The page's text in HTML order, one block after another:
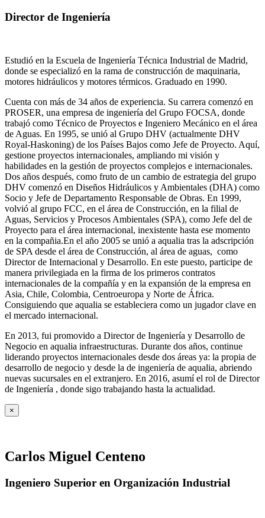
Director de Ingeniería
Estudió en la Escuela de Ingeniería Técnica Industrial de Madrid,
donde se especializó en la rama de construcción de maquinaria,
motores hidráulicos y motores térmicos. Graduado en 1990.
Cuenta con más de 34 años de experiencia. Su carrera comenzó en
PROSER, una empresa de ingeniería del Grupo FOCSA, donde
trabajó como Técnico de Proyectos e Ingeniero Mecánico en el área
de Aguas. En 1995, se unió al Grupo DHV (actualmente DHV
Royal-Haskoning) de los Países Bajos como Jefe de Proyecto. Aquí,
gestione proyectos internacionales, ampliando mi visión y
habilidades en la gestión de proyectos complejos e internacionales.
Dos años después, como fruto de un cambio de estrategia del grupo
DHV comenzó en Diseños Hidráulicos y Ambientales (DHA) como
Socio y Jefe de Departamento Responsable de Obras. En 1999,
volvió al grupo FCC, en el área de Construcción, en la filial de
Aguas, Servicios y Procesos Ambientales (SPA), como Jefe del de
Proyecto para el área internacional, inexistente hasta ese momento
en la compañia.En el año 2005 se unió a aqualia tras la adscripción
de SPA desde el área de Construcción, al área de aguas, como
Director de Internacional y Desarrollo. En este puesto, participe de
manera privilegiada en la firma de los primeros contratos
internacionales de la compañía y en la expansión de la empresa en
Asia, Chile, Colombia, Centroeuropa y Norte de África.
Consiguiendo que aqualia se estableciera como un jugador clave en
el mercado internacional.
En 2013, fui promovido a Director de Ingeniería y Desarrollo de
Negocio en aqualia infraestructuras. Durante dos años, continue
liderando proyectos internacionales desde dos áreas ya: la propia de
desarrollo de negocio y desde la de ingeniería de aqualia, abriendo
nuevas sucursales en el extranjero. En 2016, asumí el rol de Director
de Ingeniería , donde sigo trabajando hasta la actualidad.
×
Carlos Miguel Centeno
Ingeniero Superior en Organización Industrial